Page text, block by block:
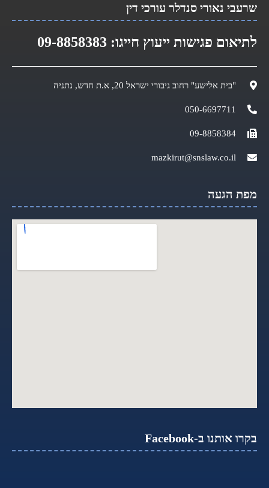
שרעבי נאורי סנדלר עורכי דין​
לתיאום פגישות ייעוץ חייגו:09-8858383
"בית אלישע" רחוב גיבורי ישראל 20, א.ת חדש, נתניה
050-6697711
09-8858384
mazkirut@snslaw.co.il
מפת הגעה
בקרו אותנו ב-Facebook